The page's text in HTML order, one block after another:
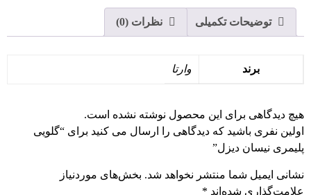
توضیحات تکمیلی نظرات (0)
برند وارتا
هیچ دیدگاهی برای این محصول نوشته نشده است.
اولین نفری باشید که دیدگاهی را ارسال می کنید برای “گلویی
پلیمری نیسان دیزل”
نشانی ایمیل شما منتشر نخواهد شد. بخش‌های موردنیاز
علامت‌گذاری شده‌اند *